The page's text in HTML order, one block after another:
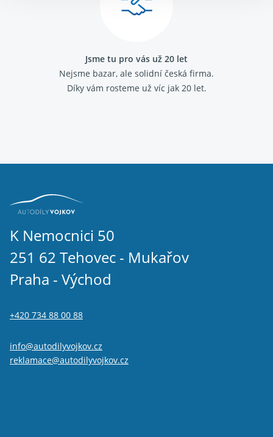
Jsme tu pro vás už 20 let
Nejsme bazar, ale solidní česká firma.
Díky vám rosteme už víc jak 20 let.
K Nemocnici 50
251 62 Tehovec - Mukařov
Praha - Východ
+420 734 88 00 88
info@autodilyvojkov.cz
reklamace@autodilyvojkov.cz